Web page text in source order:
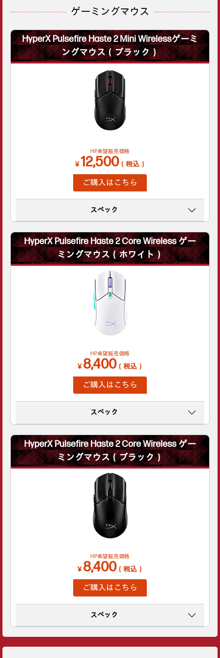
ゲーミングマウス
HyperX Pulsefire Haste 2 Mini Wirelessゲーミ
ングマウス（ブラック）
HP希望販売価格
￥12,500（税込）
ご購入はこちら
スペック
HyperX Pulsefire Haste 2 Core Wireless ゲー
ミングマウス（ホワイト）
HP希望販売価格
￥8,400（税込）
ご購入はこちら
スペック
HyperX Pulsefire Haste 2 Core Wireless ゲー
ミングマウス（ブラック）
HP希望販売価格
￥8,400（税込）
ご購入はこちら
スペック